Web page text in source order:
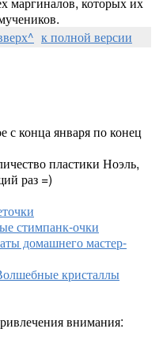
к полной версии
с конца января по конец
пластики Ноэль,
раз =)
стимпанк-очки
домашнего мастер-
кристаллы
внимания: